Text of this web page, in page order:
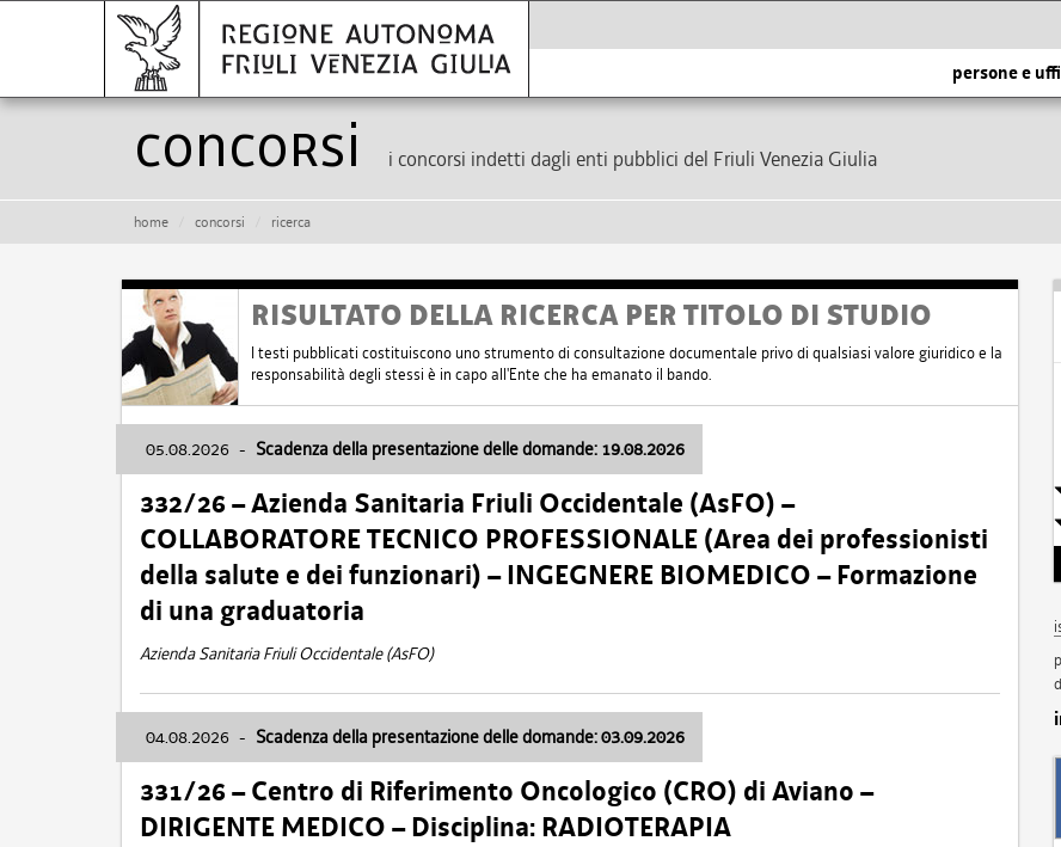
persone e
Concorsi i concorsi indetti dagli enti pubblici del Friuli Venezia Giulia
home concorsi ricerca
RISULTATO DELLA RICERCA PER TITOLO DI STUDIO
I testi pubblicati costituiscono uno strumento di consultazione documentale privo di qualsiasi valore giuridico e la
responsabilità degli stessi è in capo all'Ente che ha emanato il bando.
05.08.2026 - Scadenza della presentazione delle domande: 19.08.2026
332/26 – Azienda Sanitaria Friuli Occidentale (AsFO) –
COLLABORATORE TECNICO PROFESSIONALE (Area dei professionisti
della salute e dei funzionari) – INGEGNERE BIOMEDICO – Formazione
di una graduatoria
Azienda Sanitaria Friuli Occidentale (AsFO)
04.08.2026 - Scadenza della presentazione delle domande: 03.09.2026
331/26 – Centro di Riferimento Oncologico (CRO) di Aviano –
DIRIGENTE MEDICO – Disciplina: RADIOTERAPIA